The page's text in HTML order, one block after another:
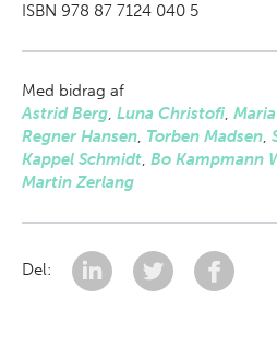
ISBN 978 87 7124 040 5
Med bidrag af
Astrid Berg, Luna Christofi,
Regner Hansen, Torben Madsen,
Kappel Schmidt, Bo Kampmann
Martin Zerlang
Del: